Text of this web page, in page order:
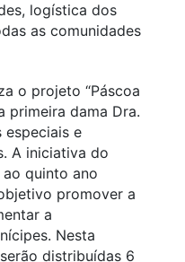
logística dos
as comunidades
o projeto “Páscoa
primeira dama Dra.
especiais e
A iniciativa do
quinto ano
promover a
a
Nesta
distribuídas 6